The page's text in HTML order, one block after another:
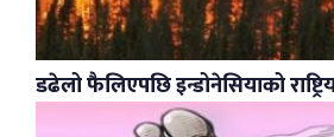
डढेलो फैलिएपछि इन्डोनेसियाको